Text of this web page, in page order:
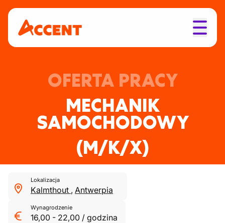
OFERTA PRACY
MECHANIK
SAMOCHODOWY
(M/K/X)
Lokalizacja
Kalmthout , Antwerpia
Wynagrodzenie
16,00 - 22,00 / godzina